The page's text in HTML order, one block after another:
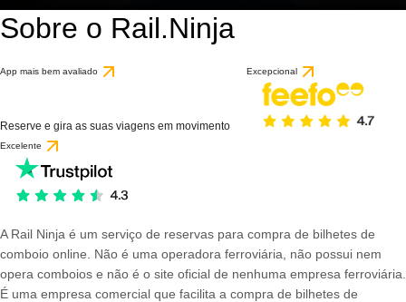
Sobre o Rail.Ninja
App mais bem avaliado
Reserve e gira as suas viagens em movimento
Excepcional
Excelente
A Rail Ninja é um serviço de reservas para compra de bilhetes de
comboio online. Não é uma operadora ferroviária, não possui nem
opera comboios e não é o site oficial de nenhuma empresa ferroviária.
É uma empresa comercial que facilita a compra de bilhetes de